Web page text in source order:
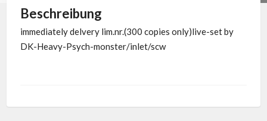
Beschreibung
immediately delvery lim.nr.(300 copies only)live-set by
DK-Heavy-Psych-monster/inlet/scw